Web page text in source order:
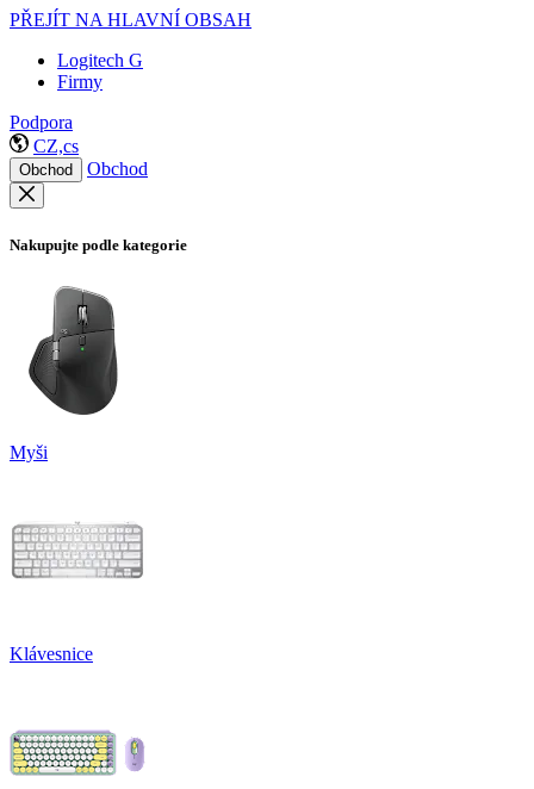
PŘEJÍT NA HLAVNÍ OBSAH
Logitech G
Firmy
Podpora
CZ,cs
Obchod Obchod
Nakupujte podle kategorie
Myši
Klávesnice